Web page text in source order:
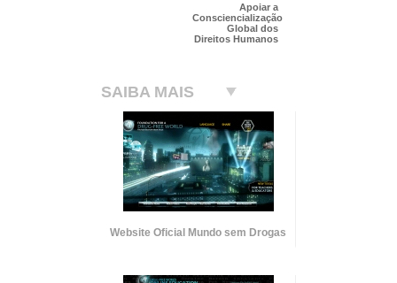
Apoiar a
Consciencialização
Global dos
Direitos Humanos
SAIBA MAIS
Website Oficial Mundo sem Drogas